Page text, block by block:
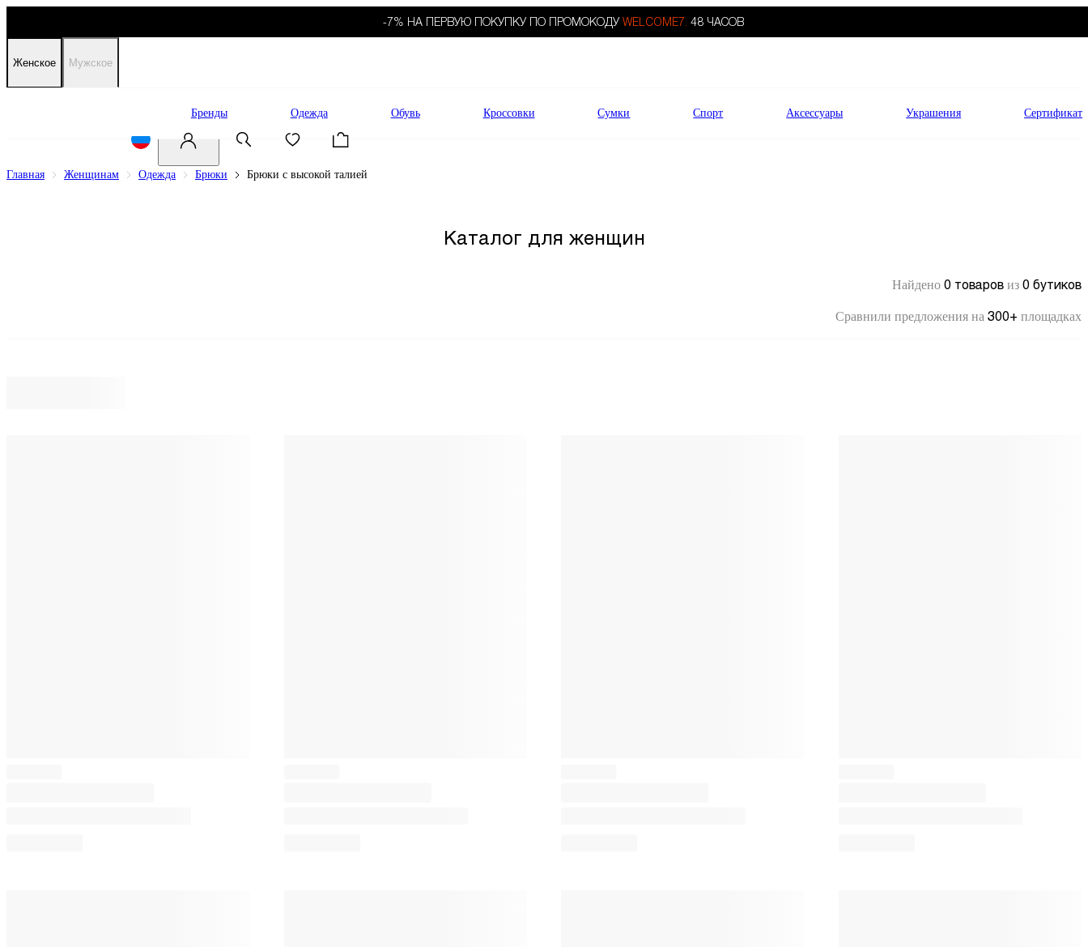
-7% НА ПЕРВУЮ ПОКУПКУ ПО ПРОМОКОДУ WELCOME7. 48 ЧАСОВ
Женское Мужское
Бренды Одежда Обувь Кроссовки Сумки Спорт Аксессуары Украшения Сертификат
Главная Женщинам Одежда Брюки Брюки с высокой талией
Каталог для женщин
Найдено 0 товаров из 0 бутиков
Сравнили предложения на 300+ площадках